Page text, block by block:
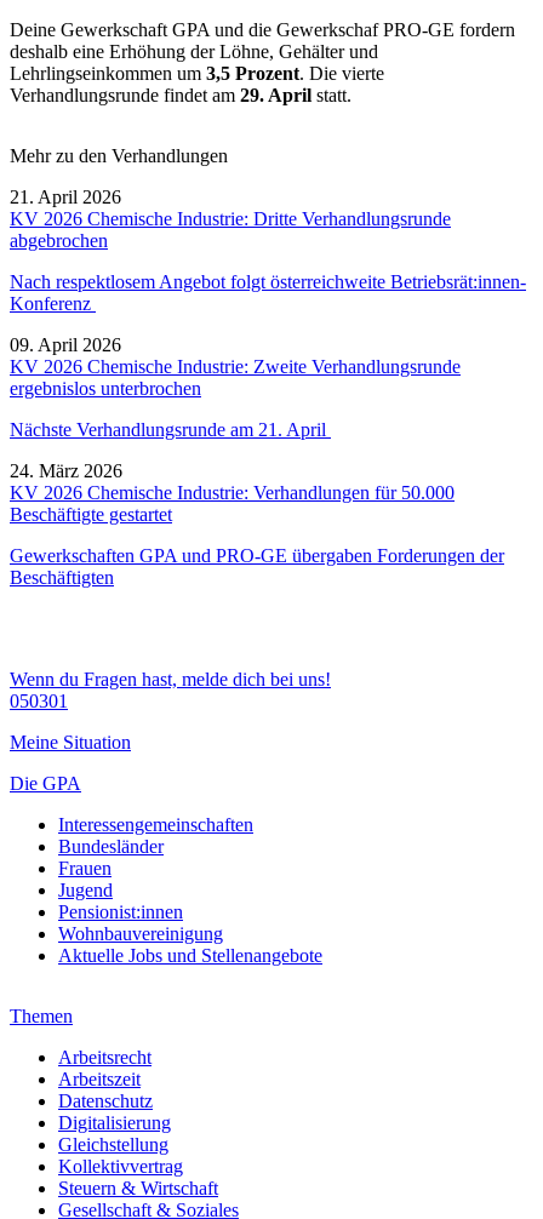
Deine Gewerkschaft GPA und die Gewerkschaf PRO-GE fordern
deshalb eine Erhöhung der Löhne, Gehälter und
Lehrlingseinkommen um 3,5 Prozent. Die vierte
Verhandlungsrunde findet am 29. April statt.
Mehr zu den Verhandlungen
21. April 2026
KV 2026 Chemische Industrie: Dritte Verhandlungsrunde
abgebrochen
Nach respektlosem Angebot folgt österreichweite Betriebsrät:innen-
Konferenz
09. April 2026
KV 2026 Chemische Industrie: Zweite Verhandlungsrunde
ergebnislos unterbrochen
Nächste Verhandlungsrunde am 21. April
24. März 2026
KV 2026 Chemische Industrie: Verhandlungen für 50.000
Beschäftigte gestartet
Gewerkschaften GPA und PRO-GE übergaben Forderungen der
Beschäftigten
Wenn du Fragen hast, melde dich bei uns!
050301
Meine Situation
Die GPA
Interessengemeinschaften
Bundesländer
Frauen
Jugend
Pensionist:innen
Wohnbauvereinigung
Aktuelle Jobs und Stellenangebote
Themen
Arbeitsrecht
Arbeitszeit
Datenschutz
Digitalisierung
Gleichstellung
Kollektivvertrag
Steuern & Wirtschaft
Gesellschaft & Soziales